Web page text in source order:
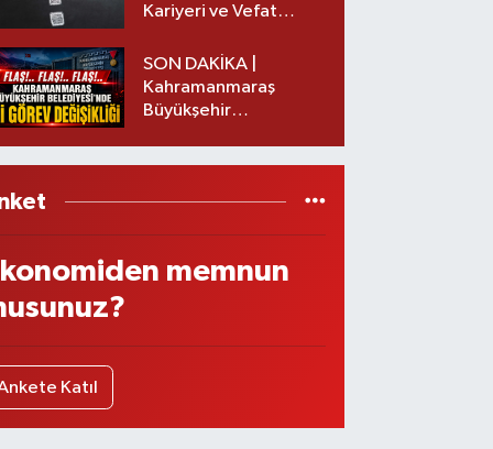
Kariyeri ve Vefat
SON DAKİKA |
Kahramanmaraş
Büyükşehir
memnun
Katıl